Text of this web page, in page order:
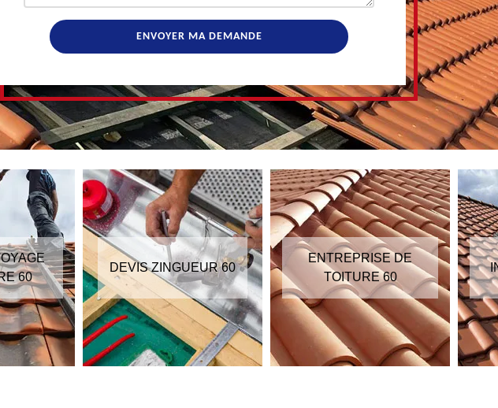
DEVIS ZINGUEUR 60
ENTREPRISE DE
TOITURE 60
RÉPARATEUR
INSTALLATEUR DE
VELUX 60